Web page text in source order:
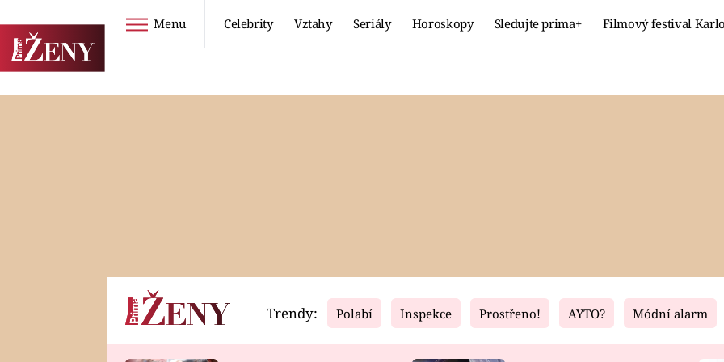
Menu Celebrity Vztahy Seriály Horoskopy Sledujte prima+ Filmový festival
Horoskopy Video Fresh Living
Trendy: Polabí Inspekce Prostřeno! AYTO? Módní alarm